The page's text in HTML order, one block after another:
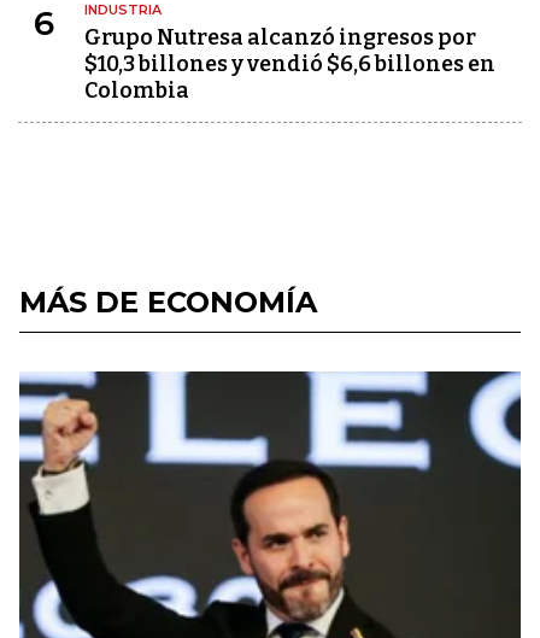
6 INDUSTRIA
Grupo Nutresa alcanzó ingresos por
$10,3 billones y vendió $6,6 billones en
Colombia
MÁS DE ECONOMÍA